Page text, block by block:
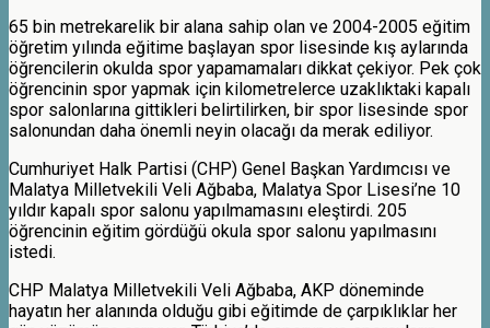
65 bin metrekarelik bir alana sahip olan ve 2004-2005 eğitim
öğretim yılında eğitime başlayan spor lisesinde kış aylarında
öğrencilerin okulda spor yapamamaları dikkat çekiyor. Pek çok
öğrencinin spor yapmak için kilometrelerce uzaklıktaki kapalı
spor salonlarına gittikleri belirtilirken, bir spor lisesinde spor
salonundan daha önemli neyin olacağı da merak ediliyor.
Cumhuriyet Halk Partisi (CHP) Genel Başkan Yardımcısı ve
Malatya Milletvekili Veli Ağbaba, Malatya Spor Lisesi’ne 10
yıldır kapalı spor salonu yapılmamasını eleştirdi. 205
öğrencinin eğitim gördüğü okula spor salonu yapılmasını
istedi.
CHP Malatya Milletvekili Veli Ağbaba, AKP döneminde
hayatın her alanında olduğu gibi eğitimde de çarpıklıklar her